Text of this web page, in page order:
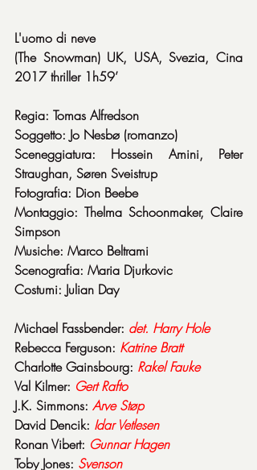
L'uomo di neve
(The Snowman) UK, USA, Svezia, Cina
2017 thriller 1h59’
Regia: Tomas Alfredson
Soggetto: Jo Nesbø (romanzo)
Sceneggiatura: Hossein Amini, Peter
Straughan, Søren Sveistrup
Fotografia: Dion Beebe
Montaggio: Thelma Schoonmaker, Claire
Simpson
Musiche: Marco Beltrami
Scenografia: Maria Djurkovic
Costumi: Julian Day
Michael Fassbender: det. Harry Hole
Rebecca Ferguson: Katrine Bratt
Charlotte Gainsbourg: Rakel Fauke
Val Kilmer: Gert Rafto
J.K. Simmons: Arve Støp
David Dencik: Idar Vetlesen
Ronan Vibert: Gunnar Hagen
Toby Jones: Svenson